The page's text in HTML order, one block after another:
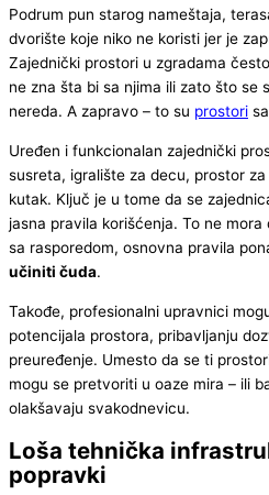
Podrum pun starog nameštaja,
dvorište koje niko ne koristi jer je
Zajednički prostori u zgradama
ne zna šta bi sa njima ili zato što se
nereda. A zapravo – to su prostori
Uređen i funkcionalan zajednički
susreta, igralište za decu, prostor
kutak. Ključ je u tome da se
jasna pravila korišćenja. To ne
sa rasporedom, osnovna pravila
učiniti čuda.
Takođe, profesionalni upravnici
potencijala prostora, pribavljanju
preuređenje. Umesto da se ti
mogu se pretvoriti u oaze mira – ili
olakšavaju svakodnevicu.
Loša tehnička
popravki